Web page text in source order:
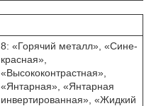
8: «Горячий металл», «Сине-
красная»,
«Высококонтрастная»,
«Янтарная», «Янтарная
инвертированная», «Жидкий